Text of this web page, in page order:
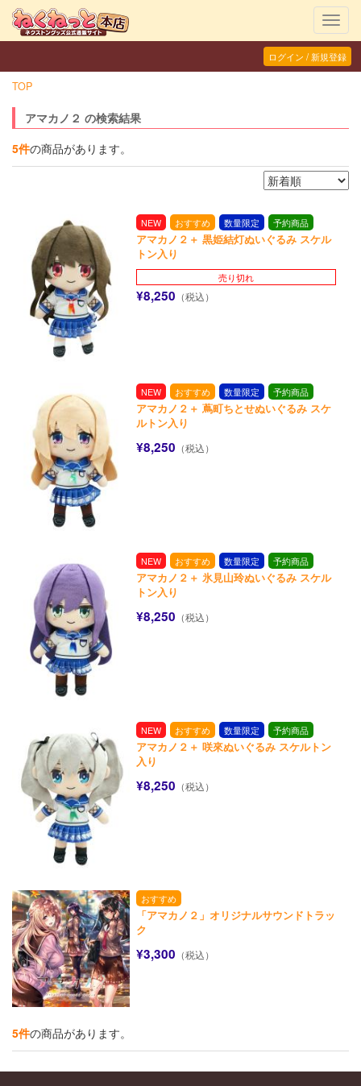
ログイン / 新規登録
TOP
アマカノ２ の検索結果
5件の商品があります。
NEW おすすめ 数量限定 予約商品
アマカノ２＋ 黒姫結灯ぬいぐるみ スケル
トン入り
売り切れ
¥8,250 （税込）
NEW おすすめ 数量限定 予約商品
アマカノ２＋ 蔦町ちとせぬいぐるみ スケ
ルトン入り
¥8,250 （税込）
NEW おすすめ 数量限定 予約商品
アマカノ２＋ 氷見山玲ぬいぐるみ スケル
トン入り
¥8,250 （税込）
NEW おすすめ 数量限定 予約商品
アマカノ２＋ 咲來ぬいぐるみ スケルトン
入り
¥8,250 （税込）
おすすめ
「アマカノ２」オリジナルサウンドトラッ
ク
¥3,300 （税込）
5件の商品があります。